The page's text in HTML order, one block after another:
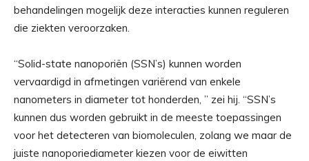
behandelingen mogelijk deze interacties kunnen reguleren
die ziekten veroorzaken.
“Solid-state nanoporiën (SSN’s) kunnen worden
vervaardigd in afmetingen variërend van enkele
nanometers in diameter tot honderden, ” zei hij. “SSN’s
kunnen dus worden gebruikt in de meeste toepassingen
voor het detecteren van biomoleculen, zolang we maar de
juiste nanoporiediameter kiezen voor de eiwitten